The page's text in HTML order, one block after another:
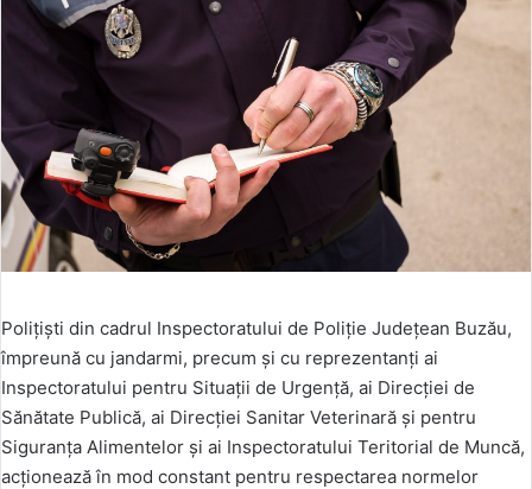
Polițiști din cadrul Inspectoratului de Poliție Județean Buzău,
împreună cu jandarmi, precum și cu reprezentanți ai
Inspectoratului pentru Situații de Urgență, ai Direcției de
Sănătate Publică, ai Direcției Sanitar Veterinară și pentru
Siguranța Alimentelor și ai Inspectoratului Teritorial de Muncă,
acționează în mod constant pentru respectarea normelor